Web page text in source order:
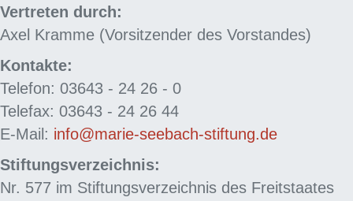
Vertreten durch:
Axel Kramme (Vorsitzender des Vorstandes)
Kontakte:
Telefon: 03643 - 24 26 - 0
Telefax: 03643 - 24 26 44
E-Mail: info@marie-seebach-stiftung.de
Stiftungsverzeichnis:
Nr. 577 im Stiftungsverzeichnis des Freitstaates